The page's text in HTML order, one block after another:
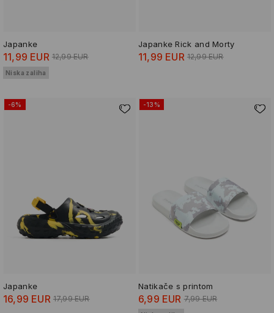
Japanke
11,99 EUR 12,99 EUR
Niska zaliha
Japanke Rick and Morty
11,99 EUR 12,99 EUR
-6%
Japanke
16,99 EUR 17,99 EUR
-13%
Natikače s printom
6,99 EUR 7,99 EUR